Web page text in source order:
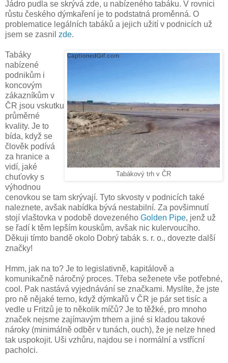
Jádro pudla se skrývá zde, u nabízeného tabáku. V rovnici
růstu českého dýmkaření je to podstatná proměnná. O
problematice legálních tabáků a jejich užití v podnicích už
jsem se zasnil zde.
Tabákový trh v ČR
Tabáky
nabízené
podnikům i
koncovým
zákazníkům v
ČR jsou vskutku
průměrné
kvality. Je to
bída, když se
člověk podívá
za hranice a
vidí, jaké
chuťovky s
výhodnou
cenovkou se tam skrývají. Tyto skvosty v podnicích také
naleznete, avšak nabídka bývá nestabilní. Za povšimnutí
stojí vlaštovka v podobě dovezeného Golden Pipe, jenž už
se řadí k těm lepším kouskům, avšak nic kulervoucího.
Děkuji tímto bandě okolo Dobrý tabák s. r. o., dovezte další
značky!
Hmm, jak na to? Je to legislativně, kapitálově a
komunikačně náročný proces. Třeba seženete vše potřebné,
cool. Pak nastává vyjednávání se značkami. Myslíte, že jste
pro ně nějaké terno, když dýmkařů v ČR je pár set tisíc a
vedle u Fritzů je to několik míčů? Je to těžké, pro mnoho
značek nejsme zajímavým trhem a jiné si kladou takové
nároky (minimálně odběr v tunách, ouch), že je nelze hned
tak uspokojit. Uši vzhůru, najdou se i normální a vstřícní
pacholci.